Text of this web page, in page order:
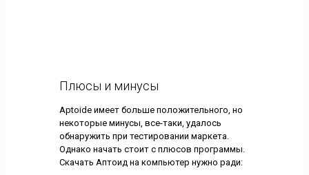
Плюсы и минусы
Aptoide имеет больше положительного, но
некоторые минусы, все-таки, удалось
обнаружить при тестировании маркета.
Однако начать стоит с плюсов программы.
Скачать Аптоид на компьютер нужно ради: